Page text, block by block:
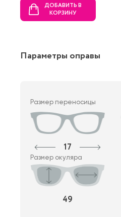
ДОБАВИТЬ В
КОРЗИНУ
Параметры оправы
Размер переносицы
17
Размер окуляра
49